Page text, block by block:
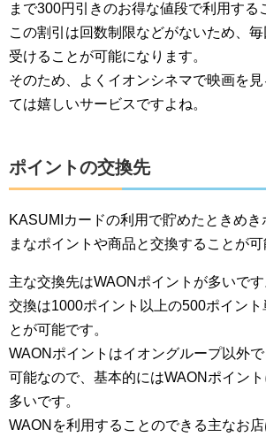
まで300円引きのお得な値段で利用する
この割引は回数制限などがないため、
受けることが可能になります。
そのため、よくイオンシネマで映画を
ては嬉しいサービスですよね。
ポイントの交換先
KASUMIカードの利用で貯めたときめ
まなポイントや商品と交換することが可
主な交換先はWAONポイントが多いです
交換は1000ポイント以上の500ポイント
とが可能です。
WAONポイントはイオングループ以外
可能なので、基本的にはWAONポイン
多いです。
WAONを利用することのできる主なお